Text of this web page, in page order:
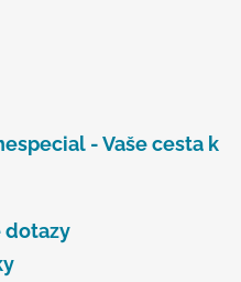
- Vaše cesta k
dotazy